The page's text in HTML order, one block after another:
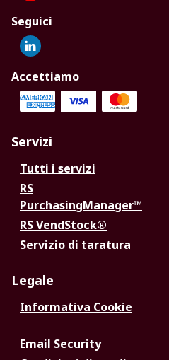
Seguici
Accettiamo
Servizi
Tutti i servizi
RS
PurchasingManager™
RS VendStock®
Servizio di taratura
Legale
Informativa Cookie
Email Security